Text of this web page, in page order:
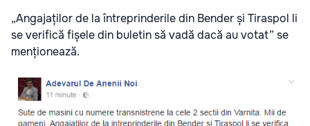
„Angajaților de la întreprinderile din Bender și Tiraspol li
se verifică fișele din buletin să vadă dacă au votat” se
menționează.